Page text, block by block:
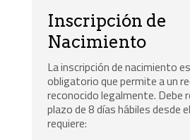
Inscripción de
Nacimiento
La inscripción de nacimiento
obligatorio que permite a un
reconocido legalmente. Debe
plazo de 8 días hábiles desde
requiere: